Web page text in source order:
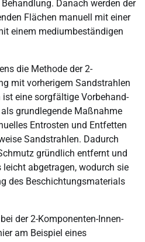
Danach werden der
Flächen manuell mit einer
einem medium­beständigen
die Methode der 2-
mit vorherigem Sandstrahlen
eine sorgfältige Vor­behand­
grundlegende Maßnahme
Entrosten und Entfetten
Sand­strahlen. Dadurch
gründlich entfernt und
abgetragen, wodurch sie
des Be­schichtungs­materials
der 2-Komponenten-Innen­
am Beispiel eines